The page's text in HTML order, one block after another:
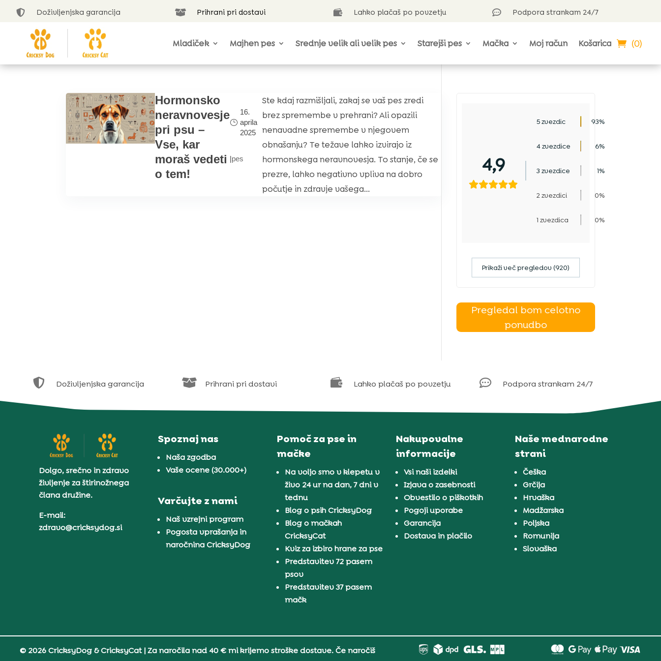
 Doživljenjska garancija  Prihrani pri dostavi  Lahko plačaš po povzetju  Podpora strankam 24/7
Mladiček Majhen pes Srednje velik ali velik pes Starejši pes Mačka Moj račun Košarica (0)
Hormonsko
neravnovesje
pri psu –
Vse, kar
moraš vedeti
o tem!
16.
aprila
2025
|pes
Ste kdaj razmišljali, zakaj se vaš pes zredi
brez spremembe v prehrani? Ali opazili
nenavadne spremembe v njegovem
obnašanju? Te težave lahko izvirajo iz
hormonskega neravnovesja. To stanje, če se
prezre, lahko negativno vpliva na dobro
počutje in zdravje vašega...
4,9
5 zvezdic 93%
4 zvezdice 6%
3 zvezdice 1%
2 zvezdici 0%
1 zvezdica 0%
Prikaži več pregledov (920)
Pregledal bom celotno
ponudbo
 Doživljenjska garancija  Prihrani pri dostavi  Lahko plačaš po povzetju  Podpora strankam 24/7
Dolgo, srečno in zdravo
življenje za štirinožnega
člana družine.
E-mail:
zdravo@cricksydog.si
Spoznaj nas
Naša zgodba
Vaše ocene (30.000+)
Varčujte z nami
Naš vzrejni program
Pogosta vprašanja in
naročnina CricksyDog
Pomoč za pse in
mačke
Na voljo smo v klepetu v
živo 24 ur na dan, 7 dni v
tednu
Blog o psih CricksyDog
Blog o mačkah
CricksyCat
Kviz za izbiro hrane za pse
Predstavitev 72 pasem
psov
Predstavitev 37 pasem
mačk
Nakupovalne
informacije
Vsi naši izdelki
Izjava o zasebnosti
Obvestilo o piškotkih
Pogoji uporabe
Garancija
Dostava in plačilo
Naše mednarodne
strani
Češka
Grčija
Hrvaška
Madžarska
Poljska
Romunija
Slovaška
© 2026 CricksyDog & CricksyCat| Za naročila nad 40 € mi krijemo stroške dostave. Če naročiš